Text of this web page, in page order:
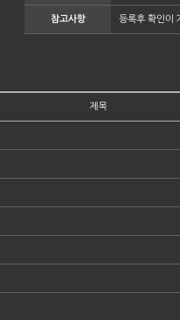
참고사항 등록후 확인이
제목